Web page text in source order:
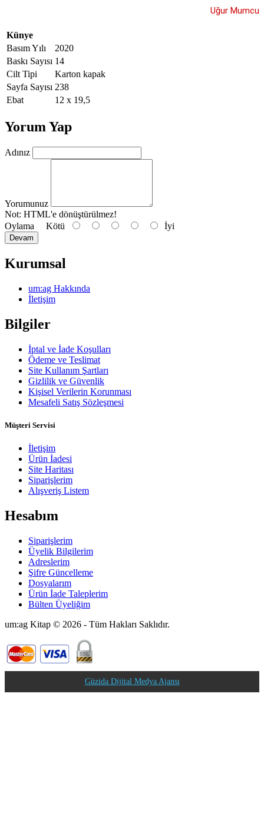
Uğur Mumcu
Künye
Basım Yılı
2020
Baskı Sayısı 14
Cilt Tipi
Karton kapak
Sayfa Sayısı 238
Ebat
12 x 19,5
Yorum Yap
Adınız
Yorumunuz
Not: HTML'e dönüştürülmez!
Oylama Kötü İyi
Devam
Kurumsal
um:ag Hakkında
İletişim
Bilgiler
İptal ve İade Koşulları
Ödeme ve Teslimat
Site Kullanım Şartları
Gizlilik ve Güvenlik
Kişisel Verilerin Korunması
Mesafeli Satış Sözleşmesi
Müşteri Servisi
İletişim
Ürün İadesi
Site Haritası
Siparişlerim
Alışveriş Listem
Hesabım
Siparişlerim
Üyelik Bilgilerim
Adreslerim
Şifre Güncelleme
Dosyalarım
Ürün İade Taleplerim
Bülten Üyeliğim
um:ag Kitap © 2026 - Tüm Hakları Saklıdır.
Güzida Dijital Medya Ajansı